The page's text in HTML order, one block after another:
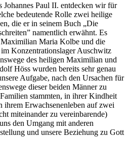
Johannes Paul II. entdecken wir für
bedeutende Rolle zwei heilige
die er in seinem Buch „Die
namentlich erwähnt. Es
Maria Kolbe und die
Konzentrationslager Auschwitz
des heiligen Maximilian und
Höss wurden bereits sehr genau
Aufgabe, nach den Ursachen für
dieser beiden Männer zu
stammten, in ihrer Kindheit
ihrem Erwachsenenleben auf zwei
miteinander zu vereinbarende)
den Umgang mit anderen
und unsere Beziehung zu Gott